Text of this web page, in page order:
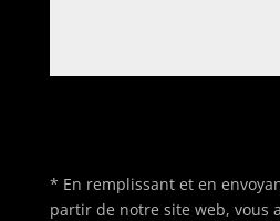
* En remplissant et en
partir de notre site web, vous